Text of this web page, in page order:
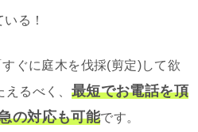
る！
ぐに庭木を伐採(剪定)して欲
るべく、 最短でお電話を頂
の対応も可能です。